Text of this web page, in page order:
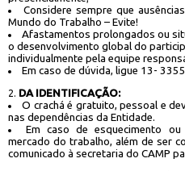
Considere sempre que
Mundo do Trabalho – Evite!
Afastamentos prolongados ou
o desenvolvimento global do
individualmente pela equipe
Em caso de dúvida, ligue 13-
DA IDENTIFICAÇÃO:
O crachá é gratuito, pessoal e
nas dependências da Entidade.
Em caso de esquecimento
mercado do trabalho, além de ser
comunicado à secretaria do CAMP